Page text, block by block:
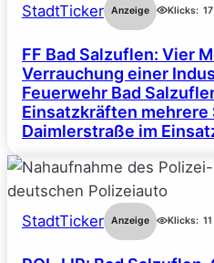
StadtTicker Anzeige Klicks: 17
FF Bad Salzuflen: Vier
Verrauchung einer
Feuerwehr Bad
Einsatzkräften mehrere
Daimlerstraße im
StadtTicker Anzeige Klicks: 11